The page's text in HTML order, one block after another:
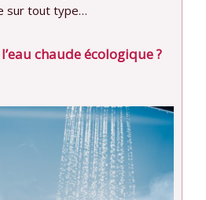
sur tout type…
chaude écologique ?